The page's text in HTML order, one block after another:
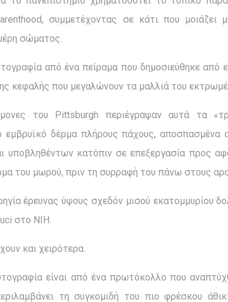
συμμετέχοντας σε κάτι που
σώματος.
από ένα πείραμα που δημοσιεύθηκε από
κεφαλής που μεγαλώνουν τα μαλλιά του
του Pittsburgh περιέγραψαν αυτά τα
εμβρυϊκό δέρμα πλήρους πάχους,
υποβληθέντων κατόπιν σε επεξεργασία προς
του μωρού, πριν τη συρραφή του πάνω στους
έρευνας ύψους σχεδόν μισού εκατομμυρίου
στο NIH.
και χειρότερα.
είναι από ένα πρωτόκολλο που
τη συγκομιδή του πιο φρέσκου